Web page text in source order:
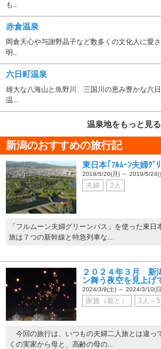
も...
赤倉温泉
岡倉天心や与謝野晶子など数多くの文化人に愛
明...
六日町温泉
雄大な八海山と魚野川、三国川の恵み豊かな六
温...
温泉地をもっと見る
新潟のおすすめの旅行記
東日本｢ﾌﾙﾑｰﾝ夫婦ｸﾞ
2019/5/20(月) ～ 2019/5/24(
夫婦 2人
「フルムーン夫婦グリーンパス」を使った東日
旅は７つの新幹線と特急列車な...
２０２４年３月 新
ン舞う夜空を見上げ
2024/3/9(土) ～ 2024/3/10(
家族（親と） 3人～5
今回の旅行は、いつもの夫婦二人旅とは違っ
くの実家から母と、高齢の母の...